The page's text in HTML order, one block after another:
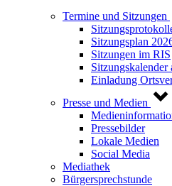
Termine und Sitzungen
Sitzungsplan
Sitzungen im RIS
Sitzungskalender
Einladung
Presse und Medien
Pressebilder
Lokale Medien
Social Media
Mediathek
Bürgersprechstunde